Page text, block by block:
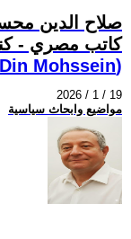
صلاح الدين
كاتب مصري -
(Salah El Din Mohssein‏)
2026 / 1 / 19
مواضيع وابحاث سياسية